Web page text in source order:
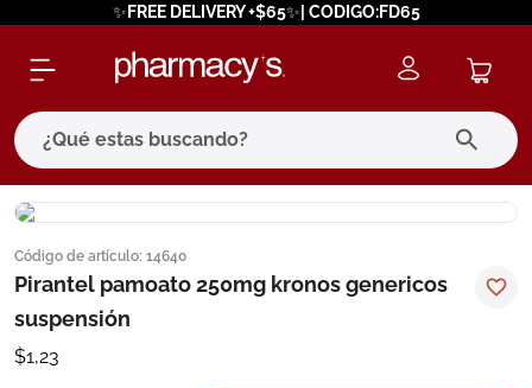
✨FREE DELIVERY +$65✨| CODIGO:FD65
¿Qué estas buscando?
Código de artículo: 14640
Pirantel pamoato 250mg kronos genericos
suspensión
$1,23
términos más buscados
1. eucerin